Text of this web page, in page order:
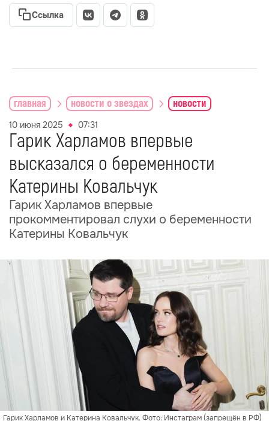
Ссылка
главная новости о звездах новости
10 июня 2025 07:31
Гарик Харламов впервые
высказался о беременности
Катерины Ковальчук
Гарик Харламов впервые
прокомментировал слухи о беременности
Катерины Ковальчук
Гарик Харламов и Катерина Ковальчук. Фото: Инстаграм (запрещён в РФ)